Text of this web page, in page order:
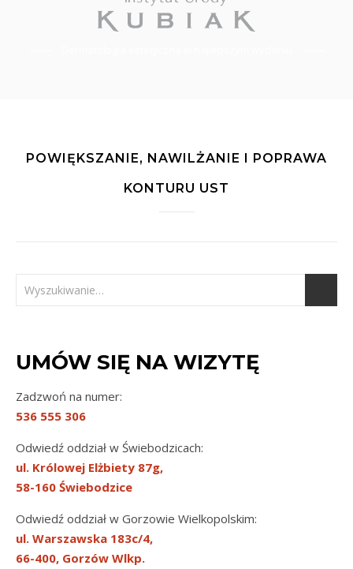
POWIĘKSZANIE, NAWILŻANIE I POPRAWA
KONTURU UST
UMÓW SIĘ NA WIZYTĘ
Zadzwoń na numer:
536 555 306
Odwiedź oddział w Świebodzicach:
ul. Królowej Elżbiety 87g,
58-160 Świebodzice
Odwiedź oddział w Gorzowie Wielkopolskim:
ul. Warszawska 183c/4,
66-400, Gorzów Wlkp.